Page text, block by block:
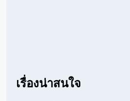
เรื่องน่าสนใจ